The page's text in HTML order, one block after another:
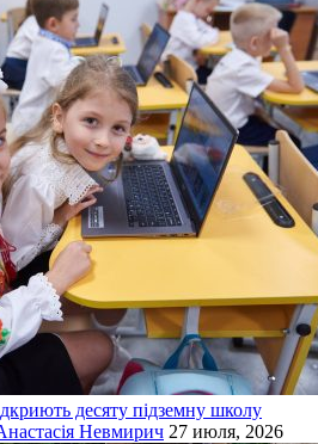
десяту підземну школу
Невмирич 27 июля, 2026